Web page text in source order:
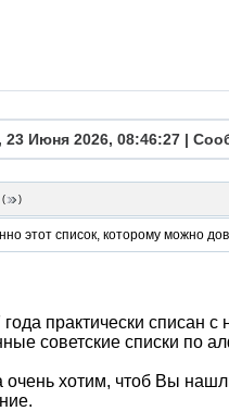
23 Июня 2026, 08:46:27 |
( )
этот список, которому можно
практически списан
советские списки по
хотим, чтоб Вы